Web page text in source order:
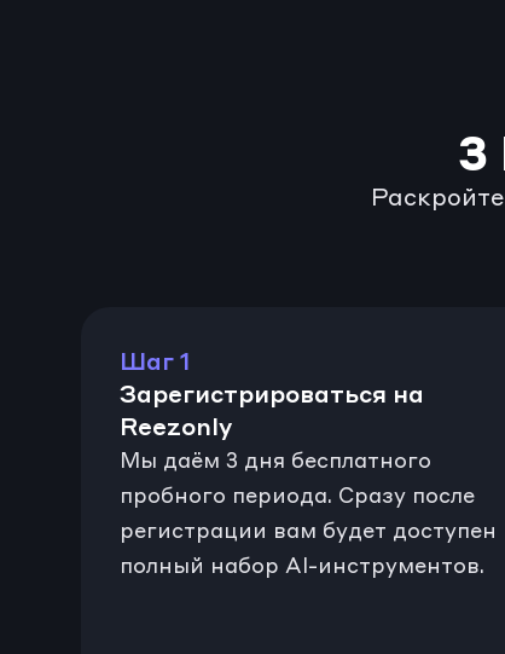
3
Шаг 1
Зарегистрироваться на
Reezonly
Мы даём 3 дня бесплатного
пробного периода. Сразу после
регистрации вам будет доступен
полный набор AI-инструментов.